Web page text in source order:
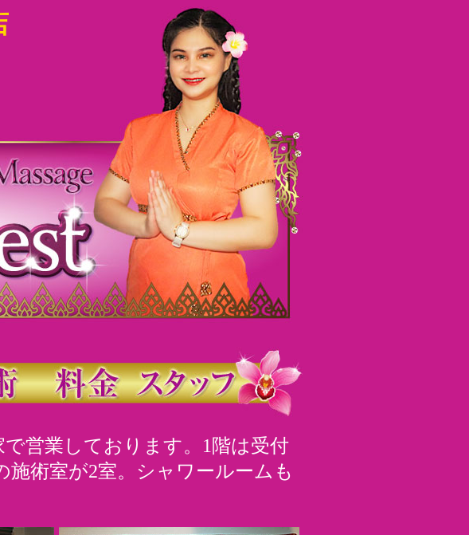
営業しております。1階は受付
施術室が2室。シャワールームも